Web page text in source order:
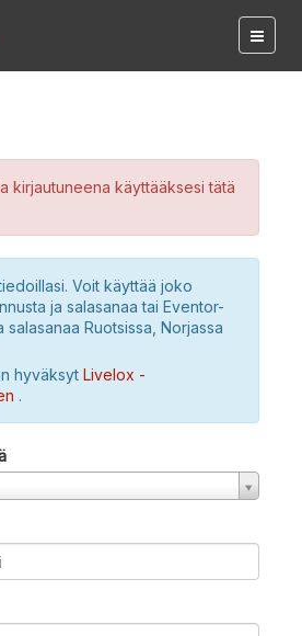
kirjautuneena käyttääksesi tätä
Voit käyttää joko
ja salasanaa tai Eventor-
salasanaa Ruotsissa, Norjassa
hyväksyt Livelox -
.